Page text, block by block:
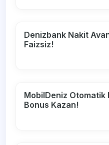
Denizbank Nakit
Faizsiz!
MobilDeniz Otomatik
Bonus Kazan!